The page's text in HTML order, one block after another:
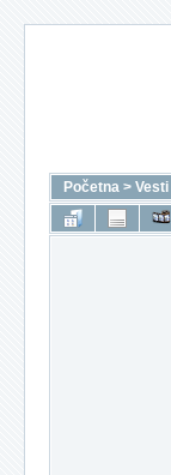
Početna > Vesti